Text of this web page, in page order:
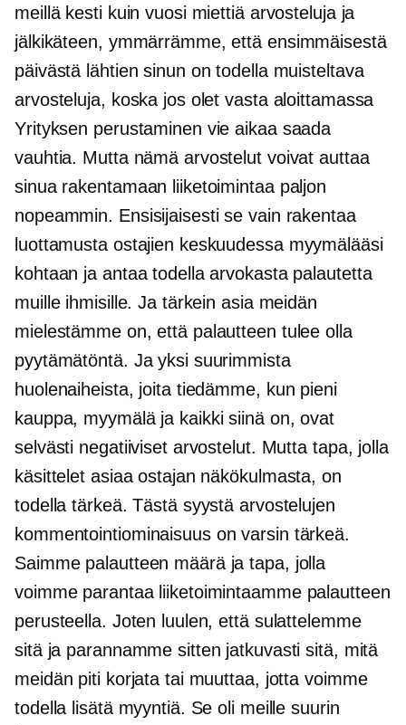
meillä kesti kuin vuosi miettiä arvosteluja ja
jälkikäteen, ymmärrämme, että ensimmäisestä
päivästä lähtien sinun on todella muisteltava
arvosteluja, koska jos olet vasta aloittamassa
Yrityksen perustaminen vie aikaa saada
vauhtia. Mutta nämä arvostelut voivat auttaa
sinua rakentamaan liiketoimintaa paljon
nopeammin. Ensisijaisesti se vain rakentaa
luottamusta ostajien keskuudessa myymälääsi
kohtaan ja antaa todella arvokasta palautetta
muille ihmisille. Ja tärkein asia meidän
mielestämme on, että palautteen tulee olla
pyytämätöntä. Ja yksi suurimmista
huolenaiheista, joita tiedämme, kun pieni
kauppa, myymälä ja kaikki siinä on, ovat
selvästi negatiiviset arvostelut. Mutta tapa, jolla
käsittelet asiaa ostajan näkökulmasta, on
todella tärkeä. Tästä syystä arvostelujen
kommentointiominaisuus on varsin tärkeä.
Saimme palautteen määrä ja tapa, jolla
voimme parantaa liiketoimintaamme palautteen
perusteella. Joten luulen, että sulattelemme
sitä ja parannamme sitten jatkuvasti sitä, mitä
meidän piti korjata tai muuttaa, jotta voimme
todella lisätä myyntiä. Se oli meille suurin